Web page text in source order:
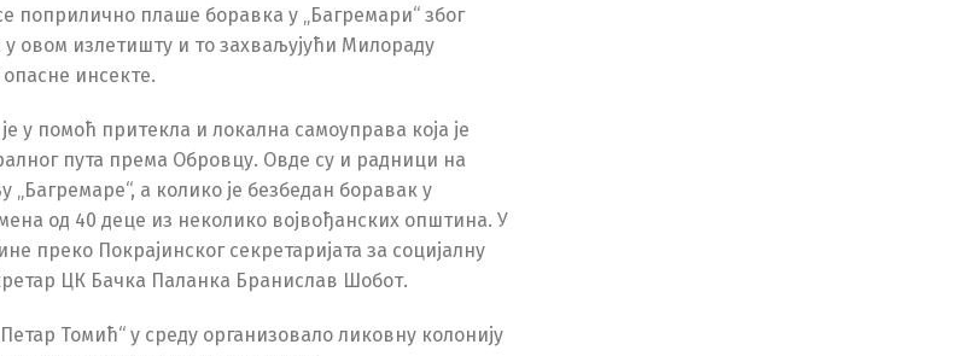
поприлично плаше боравка у „Багремари“ због
овом излетишту и то захваљујући Милораду
инсекте.
у помоћ притекла и локална самоуправа која је
пута према Обровцу. Овде су и радници на
а колико је безбедан боравак у
од 40 деце из неколико војвођанских општина. У
преко Покрајинског секретаријата за социјалну
ЦК Бачка Паланка Бранислав Шобот.
Томић“ у среду организовало ликовну колонију